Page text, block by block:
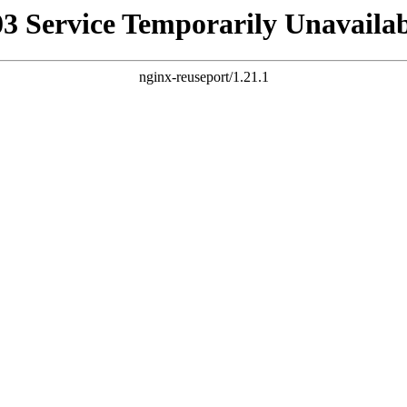
Service Temporarily
nginx-reuseport/1.21.1